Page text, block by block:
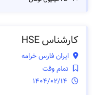
کارشناس HSE
ایران فارس خرامه
تمام وقت